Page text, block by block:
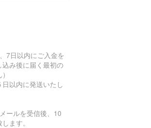
7日以内にご入金を
み後に届く最初の
以内に発送いたし
ールを受信後、10
ます。